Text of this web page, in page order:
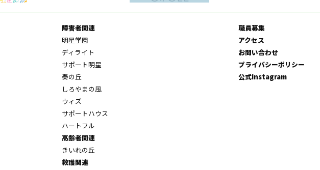
障害者関連
明星学園
ディライト
サポート明星
奏の丘
しろやまの風
ウィズ
サポートハウス
ハートフル
高齢者関連
きいれの丘
救護関連
職員募集
アクセス
お問い合わせ
プライバシーポリシー
公式Instagram